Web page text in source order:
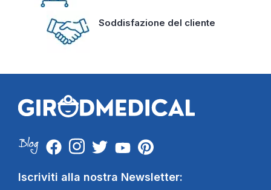
Soddisfazione del cliente
Iscriviti alla nostra Newsletter: